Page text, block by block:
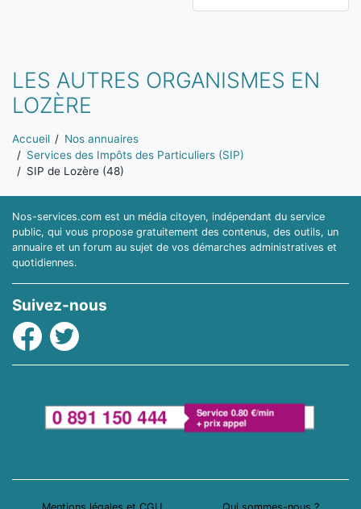
LES AUTRES ORGANISMES EN
LOZÈRE
Vous êtes ici:
Accueil
Nos annuaires
Services des Impôts des Particuliers (SIP)
SIP de Lozère (48)
Nos-services.com est un média citoyen, indépendant du service
public, qui vous propose gratuitement des contenus, des outils, un
annuaire et un forum au sujet de vos démarches administratives et
quotidiennes.
Suivez-nous
Facebook
Twitter